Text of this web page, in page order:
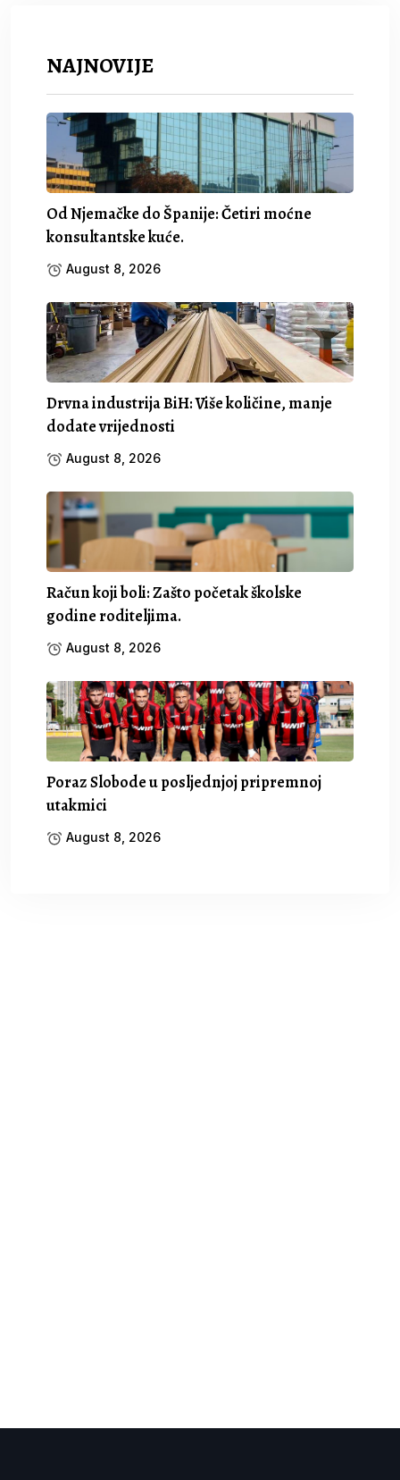
NAJNOVIJE
Od Njemačke do Španije: Četiri moćne
konsultantske kuće.
August 8, 2026
Drvna industrija BiH: Više količine, manje
dodate vrijednosti
August 8, 2026
Račun koji boli: Zašto početak školske
godine roditeljima.
August 8, 2026
Poraz Slobode u posljednjoj pripremnoj
utakmici
August 8, 2026